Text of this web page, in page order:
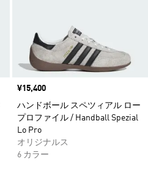
価格
¥15,400
ハンドボール スペツィアル ロー
プロファイル / Handball Spezial
Lo Pro
オリジナルス
6 カラー